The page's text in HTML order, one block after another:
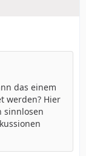
das einem
werden? Hier
sinnlosen